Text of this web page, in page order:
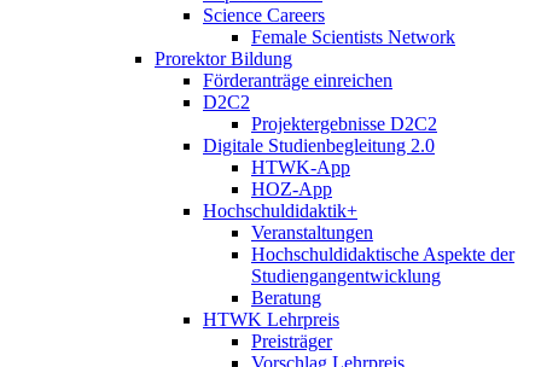
Science Careers
Female Scientists Network
Prorektor Bildung
Förderanträge einreichen
D2C2
Projektergebnisse D2C2
Digitale Studienbegleitung 2.0
HTWK-App
HOZ-App
Hochschuldidaktik+
Veranstaltungen
Hochschuldidaktische Aspekte der
Studiengangentwicklung
Beratung
HTWK Lehrpreis
Preisträger
Vorschlag Lehrpreis